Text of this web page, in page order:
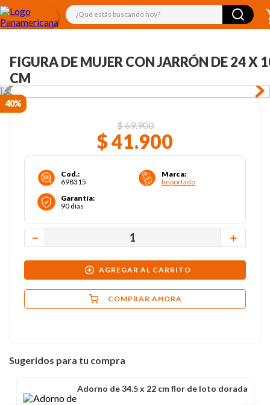
¿Qué estás buscando hoy?
FIGURA DE MUJER CON JARRÓN DE 24 X
CM
40%
$69.900
$41.900
Cod.:
698315
Marca:
Importado
Garantía:
90 días
＋
－
AGREGAR AL CARRITO
COMPRAR AHORA
Sugeridos para tu compra
Adorno de 34.5 x 22 cm flor de loto dorada